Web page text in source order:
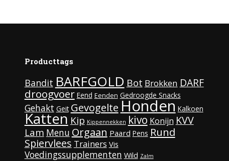
Producttags
Bandit BARFGOLD Bot Brokken DARF
droogvoer Eend Eenden Gedroogde Snacks
Gehakt Geit Gevogelte Honden Kalkoen
Katten Kip Kippennekken kivo Konijn KVV
Lam Menu Orgaan Paard Pens Rund
Spiervlees Trainers Vis
Voedingssupplementen Wild Zalm